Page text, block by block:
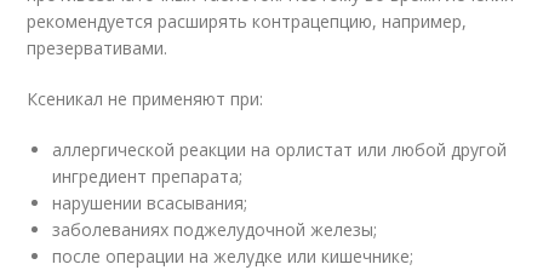
рекомендуется расширять контрацепцию, например,
презервативами.
Ксеникал не применяют при:
аллергической реакции на орлистат или любой другой
ингредиент препарата;
нарушении всасывания;
заболеваниях поджелудочной железы;
после операции на желудке или кишечнике;